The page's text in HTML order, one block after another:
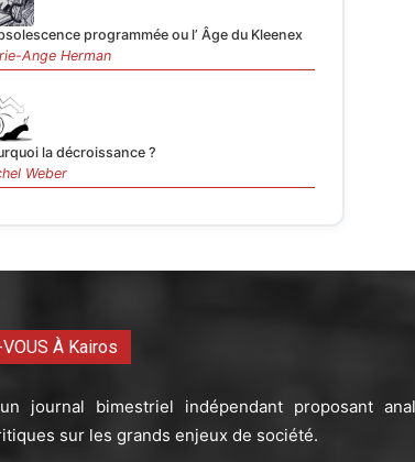
programmée ou l’ Âge du Kleenex
Ange Herman
la décroissance ?
Weber
À Kairos
journal bimestriel indépendant proposant
sur les grands enjeux de société.